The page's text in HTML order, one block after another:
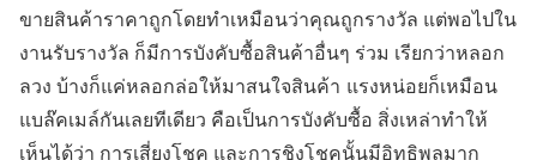
ขายสินค้าราคาถูกโดยทำเหมือนว่าคุณถูกรางวัล แต่พอไปใน
งานรับรางวัล ก็มีการบังคับซื้อสินค้าอื่นๆ ร่วม เรียกว่าหลอก
ลวง บ้างก็แค่หลอกล่อให้มาสนใจสินค้า แรงหน่อยก็เหมือน
แบล๊คเมล์กันเลยทีเดียว คือเป็นการบังคับซื้อ สิ่งเหล่าทำให้
เห็นได้ว่า การเสี่ยงโชค และการชิงโชคนั้นมีอิทธิพลมาก